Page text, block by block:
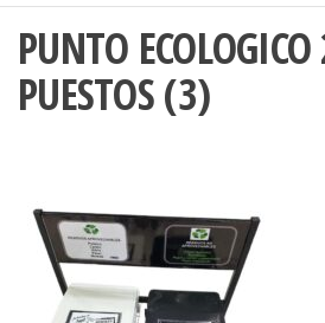
PUNTO
PUESTOS (3)